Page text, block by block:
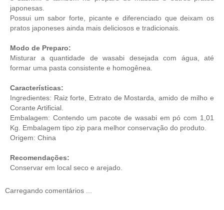
japonesas.
Possui um sabor forte, picante e diferenciado que deixam os
pratos japoneses ainda mais deliciosos e tradicionais.
Modo de Preparo:
Misturar a quantidade de wasabi desejada com água, até
formar uma pasta consistente e homogênea.
Características:
Ingredientes: Raiz forte, Extrato de Mostarda, amido de milho e
Corante Artificial.
Embalagem: Contendo um pacote de wasabi em pó com 1,01
Kg. Embalagem tipo zip para melhor conservação do produto.
Origem: China
Recomendações:
Conservar em local seco e arejado.
Carregando comentários ...